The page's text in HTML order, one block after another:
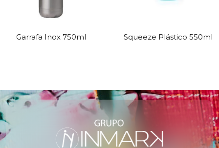
Garrafa Inox 750ml Squeeze Plástico 550ml